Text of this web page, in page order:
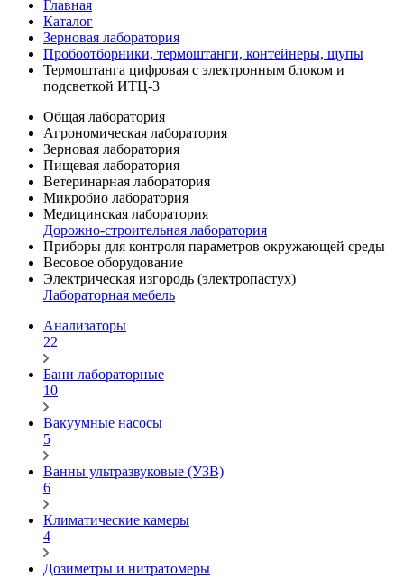
Главная
Каталог
Зерновая лаборатория
Пробоотборники, термоштанги, контейнеры, щупы
Термоштанга цифровая с электронным блоком и
подсветкой ИТЦ-3
Общая лаборатория
Агрономическая лаборатория
Зерновая лаборатория
Пищевая лаборатория
Ветеринарная лаборатория
Микробио лаборатория
Медицинская лаборатория
Дорожно-строительная лаборатория
Приборы для контроля параметров окружающей среды
Весовое оборудование
Электрическая изгородь (электропастух)
Лабораторная мебель
Анализаторы
22
Бани лабораторные
10
Вакуумные насосы
5
Ванны ультразвуковые (УЗВ)
6
Климатические камеры
4
Дозиметры и нитратомеры